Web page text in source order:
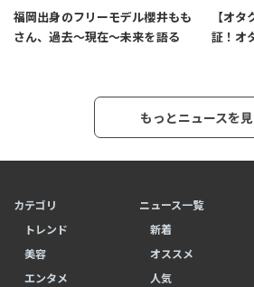
福岡出身のフリーモデル櫻井もも
さん、過去～現在～未来を語る
【オ
証！オ
もっとニュースを
カテゴリ
トレンド
美容
エンタメ
ニュース一覧
新着
オススメ
人気